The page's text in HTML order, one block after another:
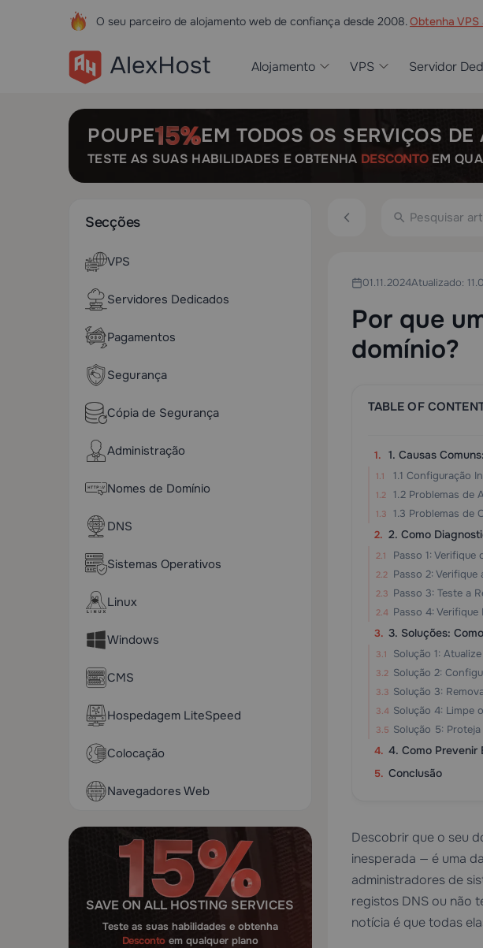
O seu parceiro de alojamento web de confiança desde 2008.Obtenha VPS
Alojamento VPS Servidor
POUPE EM TODOS OS SERVIÇOS
TESTE AS SUAS HABILIDADES E OBTENHA DESCONTOEM
Secções
VPS
Servidores Dedicados
Pagamentos
Segurança
Cópia de Segurança
Administração
Nomes de Domínio
DNS
Sistemas Operativos
Linux
Windows
CMS
Hospedagem LiteSpeed
Colocação
Navegadores Web
SAVE ON ALL HOSTING SERVICES
Teste as suas habilidades e obtenha
Descontoem qualquer plano
01.11.2024Atualizado:
Por que
domínio?
TABLE OF
1. Causas
1.1 Configuração
1.2 Problemas de
1.3 Problemas de
2. Como
Passo 1: Verifique
Passo 2:
Passo 3: Teste a
Passo 4:
3. Soluções:
Solução 1:
Solução 2:
Solução 3:
Solução 4: Limpe
Solução 5:
4. Como Prevenir
Conclusão
Descobrir que o seu
inesperada — é uma
administradores de
registos DNS ou não
notícia é que todas